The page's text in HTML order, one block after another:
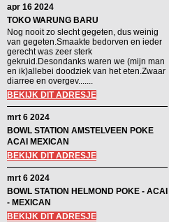
apr 16 2024
TOKO WARUNG BARU
Nog nooit zo slecht gegeten, dus weinig
van gegeten.Smaakte bedorven en ieder
gerecht was zeer sterk
gekruid.Desondanks waren we (mijn man
en ik)allebei doodziek van het eten.Zwaar
diarree en overgev.......
BEKIJK DIT ADRESJE
mrt 6 2024
BOWL STATION AMSTELVEEN POKE
ACAI MEXICAN
BEKIJK DIT ADRESJE
mrt 6 2024
BOWL STATION HELMOND POKE - ACAI
- MEXICAN
BEKIJK DIT ADRESJE